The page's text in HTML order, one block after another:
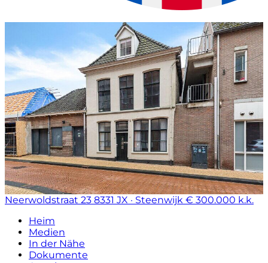
Neerwoldstraat 23 8331 JX · Steenwijk € 300.000 k.k.
Heim
Medien
In der Nähe
Dokumente